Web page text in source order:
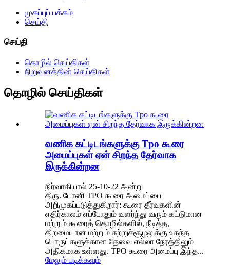
முகப்புப் பக்கம்
செய்தி
செய்தி
தொழில் செய்திகள்
நிறுவனத்தின் செய்திகள்
தொழில் செய்திகள்
வணிக கட்டிடங்களுக்கு Tpo கூரை
அமைப்புகள் ஏன் சிறந்த தேர்வாக
இருக்கின்றன
நிர்வாகியால் 25-10-22 அன்று
திரு. டோனி TPO கூரை அமைப்பை
அறிமுகப்படுத்துகிறார்: கூரை தீர்வுகளின்
எதிர்காலம் எப்போதும் வளர்ந்து வரும் கட்டுமான
மற்றும் கூரைத் தொழில்களில், நீடித்த,
திறமையான மற்றும் சுற்றுச்சூழலுக்கு உகந்த
பொருட்களுக்கான தேவை எல்லா நேரத்திலும்
அதிகமாக உள்ளது. TPO கூரை அமைப்பு இந்த...
மேலும் படிக்கவும்